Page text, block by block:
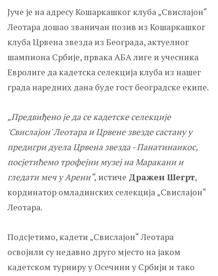
Јуче је на адресу Кошаркашког клуба „Свислајон“
Леотара дошао званичан позив из Кошаркашког
клуба Црвена звезда из Београда, актуелног
шампиона Србије, првака АБА лиге и учесника
Евролиге да кадетска селекција клуба из нашег
града наредних дана буде гост београдске екипе.
„Предвиђено је да се кадетске селекције
'Свислајон' Леотара и Црвене звезде састану у
предигри дуела Црвена звезда - Панатинаикос,
посјетићемо трофејни музеј на Маракани и
гледати меч у Арени“, истиче Дражен Шегрт,
кординатор омладинских селекција „Свислајон“
Леотара.
Подсјетимо, кадети „Свислајон“ Леотара
освојили су недавно друго мјесто на јаком
кадетском турниру у Осечини у Србији и тако